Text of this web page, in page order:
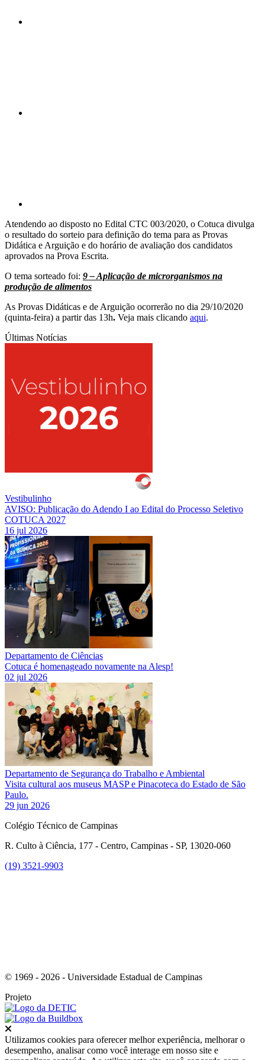
Atendendo ao disposto no Edital CTC 003/2020, o Cotuca divulga
o resultado do sorteio para definição do tema para as Provas
Didática e Arguição e do horário de avaliação dos candidatos
aprovados na Prova Escrita.
O tema sorteado foi: 9 – Aplicação de microrganismos na
produção de alimentos
As Provas Didáticas e de Arguição ocorrerão no dia 29/10/2020
(quinta-feira) a partir das 13h. Veja mais clicando aqui.
Últimas Notícias
Vestibulinho
AVISO: Publicação do Adendo I ao Edital do Processo Seletivo
COTUCA 2027
16 jul 2026
Departamento de Ciências
Cotuca é homenageado novamente na Alesp!
02 jul 2026
Departamento de Segurança do Trabalho e Ambiental
Visita cultural aos museus MASP e Pinacoteca do Estado de São
Paulo.
29 jun 2026
Colégio Técnico de Campinas
R. Culto à Ciência, 177 - Centro, Campinas - SP, 13020-060
(19) 3521-9903
© 1969 - 2026 - Universidade Estadual de Campinas
Projeto
Utilizamos cookies para oferecer melhor experiência, melhorar o
desempenho, analisar como você interage em nosso site e